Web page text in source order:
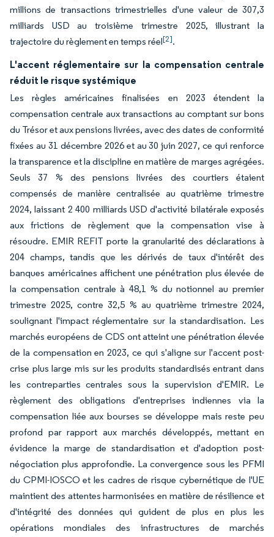
millions de transactions trimestrielles d'une valeur de 307,3
milliards USD au troisième trimestre 2025, illustrant la
trajectoire du règlement en temps réel[2].
L'accent réglementaire sur la compensation centrale
réduit le risque systémique
Les règles américaines finalisées en 2023 étendent la
compensation centrale aux transactions au comptant sur bons
du Trésor et aux pensions livrées, avec des dates de conformité
fixées au 31 décembre 2026 et au 30 juin 2027, ce qui renforce
la transparence et la discipline en matière de marges agrégées.
Seuls 37 % des pensions livrées des courtiers étaient
compensés de manière centralisée au quatrième trimestre
2024, laissant 2 400 milliards USD d'activité bilatérale exposés
aux frictions de règlement que la compensation vise à
résoudre. EMIR REFIT porte la granularité des déclarations à
204 champs, tandis que les dérivés de taux d'intérêt des
banques américaines affichent une pénétration plus élevée de
la compensation centrale à 48,1 % du notionnel au premier
trimestre 2025, contre 32,5 % au quatrième trimestre 2024,
soulignant l'impact réglementaire sur la standardisation. Les
marchés européens de CDS ont atteint une pénétration élevée
de la compensation en 2023, ce qui s'aligne sur l'accent post-
crise plus large mis sur les produits standardisés entrant dans
les contreparties centrales sous la supervision d'EMIR. Le
règlement des obligations d'entreprises indiennes via la
compensation liée aux bourses se développe mais reste peu
profond par rapport aux marchés développés, mettant en
évidence la marge de standardisation et d'adoption post-
négociation plus approfondie. La convergence sous les PFMI
du CPMI-IOSCO et les cadres de risque cybernétique de l'UE
maintient des attentes harmonisées en matière de résilience et
d'intégrité des données qui guident de plus en plus les
opérations mondiales des infrastructures de marchés